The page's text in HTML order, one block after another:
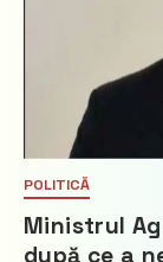
POLITICĂ
Ministrul
după ce a